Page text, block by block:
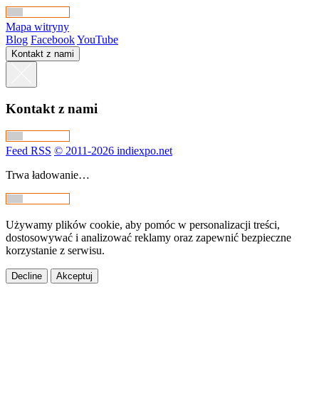
Mapa witryny
Blog FacebookYouTube
Kontakt z nami
Kontakt z nami
Feed RSS © 2011-2026 indiexpo.net
Trwa ładowanie…
Używamy plików cookie, aby pomóc w personalizacji treści,
dostosowywać i analizować reklamy oraz zapewnić bezpieczne
korzystanie z serwisu.
Decline Akceptuj